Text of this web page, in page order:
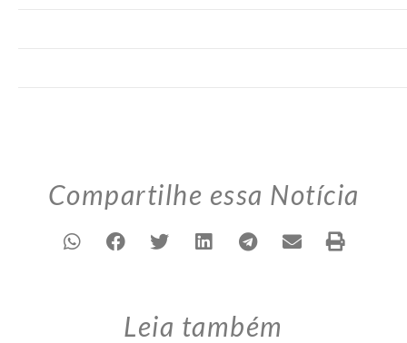
Compartilhe essa Notícia
Leia também